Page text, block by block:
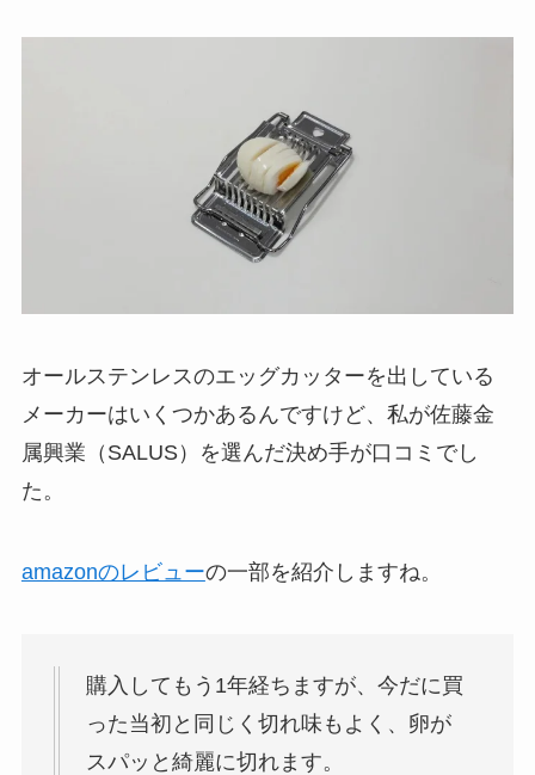
オールステンレスのエッグカッターを出している
メーカーはいくつかあるんですけど、私が佐藤金
属興業（SALUS）を選んだ決め手が口コミでし
た。
amazonのレビューの一部を紹介しますね。
購入してもう1年経ちますが、今だに買
った当初と同じく切れ味もよく、卵が
スパッと綺麗に切れます。